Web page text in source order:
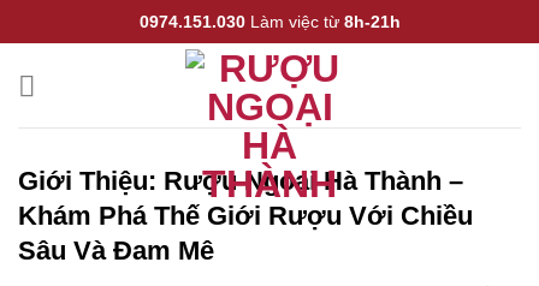
ruoungoaihathanh.com không mua bán rượu qua mạng
internet, website chỉ là kênh giới thiệu thông tin các sản phẩm
từ những công ty sản xuất rượu uy tín trên thế giới.
Các sản phẩm rượu không dành cho người dưới 18 tuổi và
qua
nội
dung
0974.151.030 Làm việc từ 8h-21h
Giới Thiệu: Rượu Ngoại Hà Thành –
Khám Phá Thế Giới Rượu Với Chiều
Sâu Và Đam Mê